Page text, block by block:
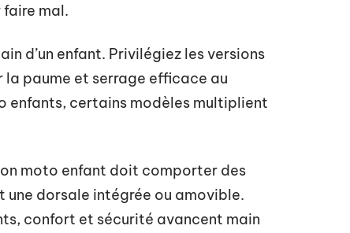
mal.
d’un enfant. Privilégiez les versions
paume et serrage efficace au
enfants, certains modèles multiplient
moto enfant doit comporter des
dorsale intégrée ou amovible.
confort et sécurité avancent main